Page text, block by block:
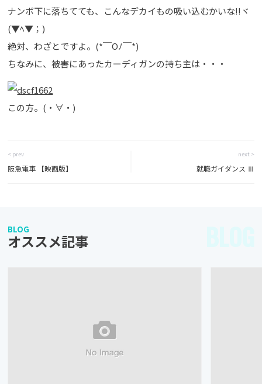
ナンボ下に落ちてても、こんなデカイもの吸い込むかいな!!ヾ
(▼ﾍ▼；)
絶対、わざとですよ。(*￣Oﾉ￣*)
ちなみに、被害にあったカーディガンの持ち主は・・・
この方。(・∀・)
< prev
阪急電車 【映画版】
next >
就職ガイダンス Ⅲ
BLOG
オススメ記事